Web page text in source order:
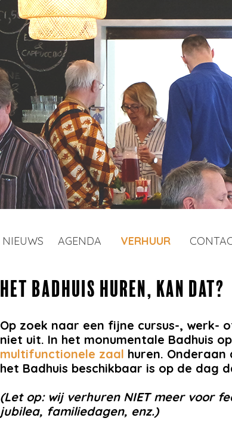
NIEUWS AGENDA VERHUUR
HET BADHUIS HUREN, KAN DAT?
Op zoek naar een fijne cursus-, werk-
niet uit. In het monumentale Badhuis
multifunctionele zaal huren.
het Badhuis beschikbaar is op de dag
(Let op: wij verhuren NIET meer voor
jubilea, familiedagen, enz.)